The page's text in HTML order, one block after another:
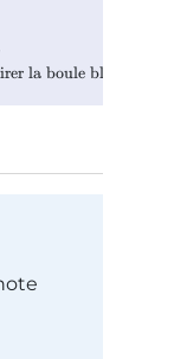
la boule bleue”